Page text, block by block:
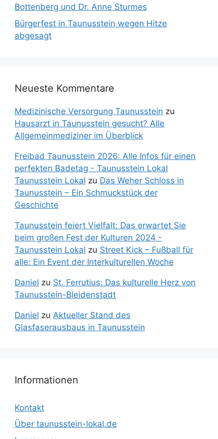
Bottenberg und Dr. Anne Sturmes
Bürgerfest in Taunusstein wegen Hitze
abgesagt
Neueste Kommentare
Medizinische Versorgung Taunusstein zu
Hausarzt in Taunusstein gesucht? Alle
Allgemeinmediziner im Überblick
Freibad Taunusstein 2026: Alle Infos für einen
perfekten Badetag - Taunusstein Lokal
Taunusstein Lokal zu Das Weher Schloss in
Taunusstein – Ein Schmuckstück der
Geschichte
Taunusstein feiert Vielfalt: Das erwartet Sie
beim großen Fest der Kulturen 2024 -
Taunusstein Lokal zu Street Kick – Fußball für
alle: Ein Event der Interkulturellen Woche
Daniel zu St. Ferrutius: Das kulturelle Herz von
Taunusstein-Bleidenstadt
Daniel zu Aktueller Stand des
Glasfaserausbaus in Taunusstein
Informationen
Kontakt
Über taunusstein-lokal.de